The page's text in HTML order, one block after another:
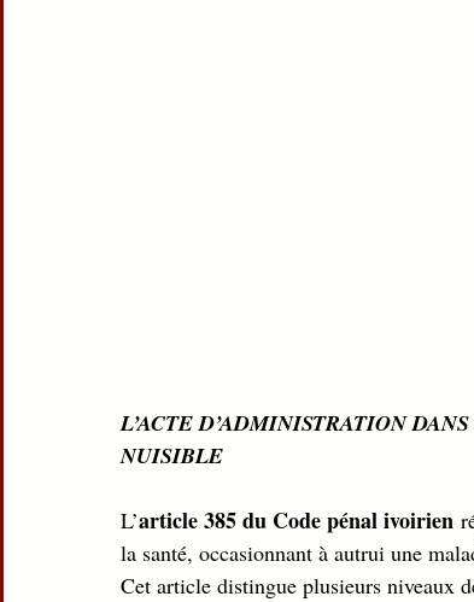
L’ACTE D’ADMINISTRATION
NUISIBLE
L’article 385 du Code pénal ivoirien
la santé, occasionnant à autrui une
Cet article distingue plusieurs niveaux